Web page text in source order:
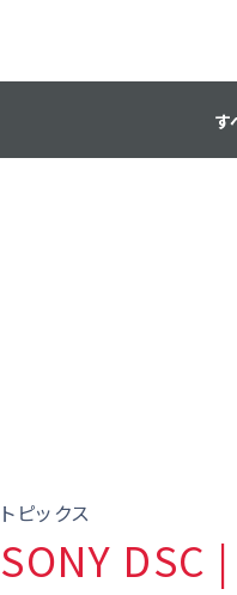
す
トピックス
SONY DSC